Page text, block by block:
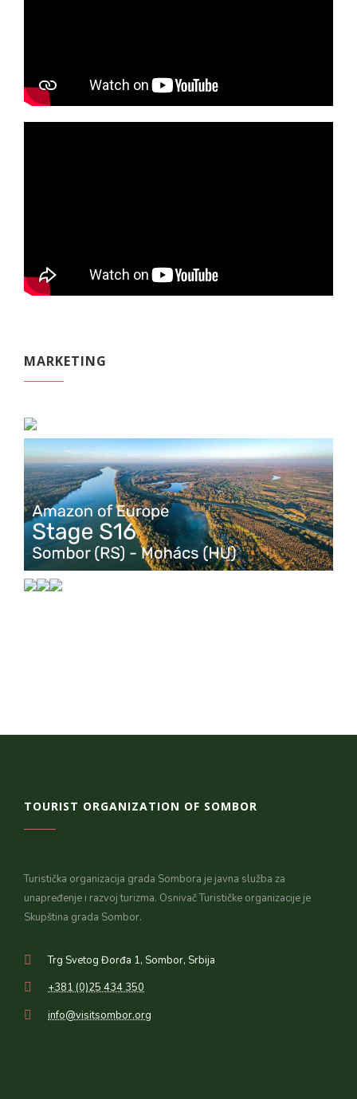
MARKETING
TOURIST ORGANIZATION OF SOMBOR
Turistička organizacija grada Sombora je javna služba za
unapređenje i razvoj turizma. Osnivač Turističke organizacije je
Skupština grada Sombor.
Trg Svetog Đorđa 1, Sombor, Srbija
+381 (0)25 434 350
info@visitsombor.org